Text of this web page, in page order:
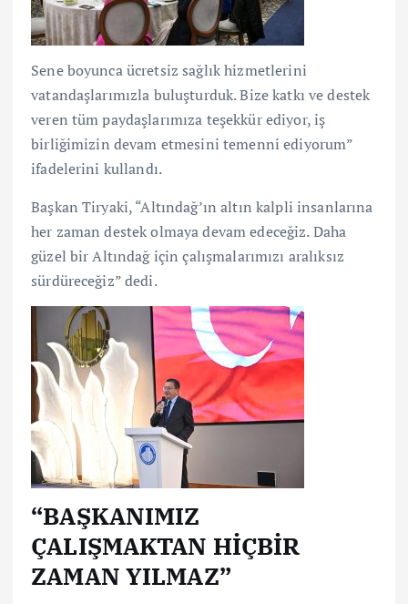
Sene boyunca ücretsiz sağlık hizmetlerini
vatandaşlarımızla buluşturduk. Bize katkı ve destek
veren tüm paydaşlarımıza teşekkür ediyor, iş
birliğimizin devam etmesini temenni ediyorum”
ifadelerini kullandı.
Başkan Tiryaki, “Altındağ’ın altın kalpli insanlarına
her zaman destek olmaya devam edeceğiz. Daha
güzel bir Altındağ için çalışmalarımızı aralıksız
sürdüreceğiz” dedi.
“BAŞKANIMIZ
ÇALIŞMAKTAN HİÇBİR
ZAMAN YILMAZ”